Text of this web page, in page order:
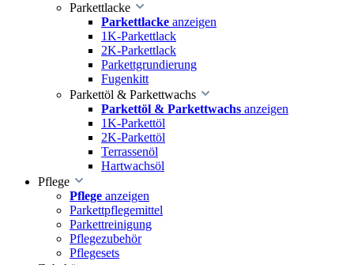
Parkettlacke
Parkettlacke anzeigen
1K-Parkettlack
2K-Parkettlack
Parkettgrundierung
Fugenkitt
Parkettöl & Parkettwachs
Parkettöl & Parkettwachs anzeigen
1K-Parkettöl
2K-Parkettöl
Terrassenöl
Hartwachsöl
Pflege
Pflege anzeigen
Parkettpflegemittel
Parkettreinigung
Pflegezubehör
Pflegesets